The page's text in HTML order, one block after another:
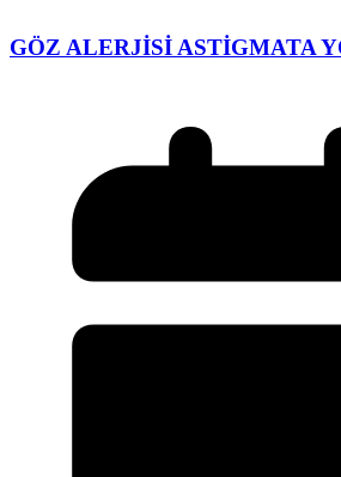
GÖZ ALERJİSİ ASTİGMATA